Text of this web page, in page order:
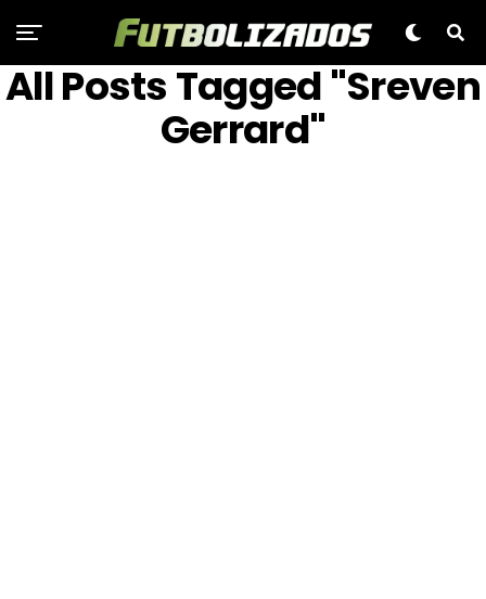
All Posts Tagged "Sreven
Gerrard"